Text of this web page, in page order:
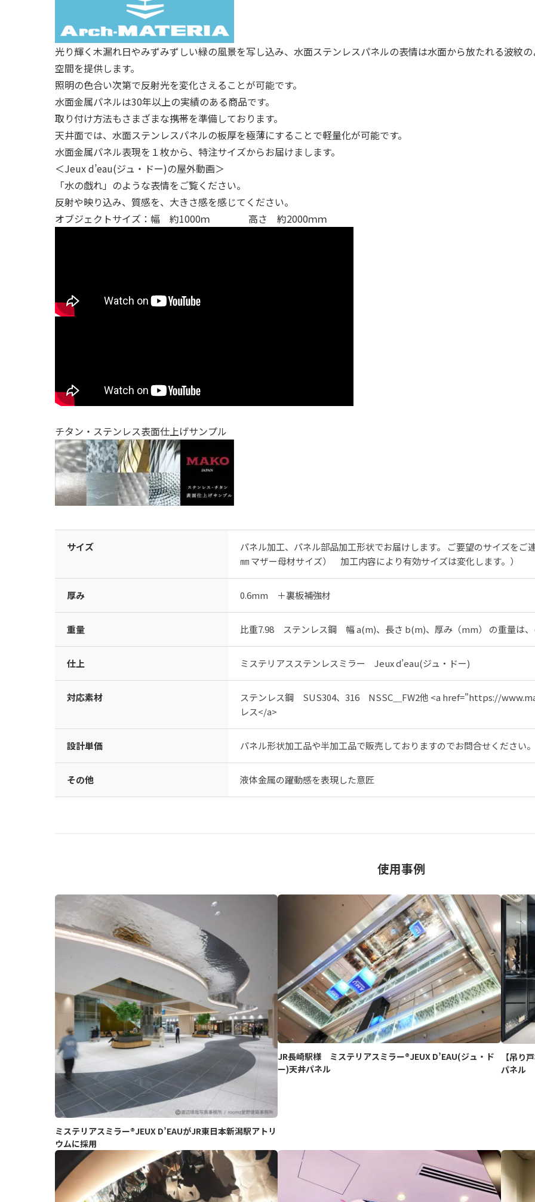
光り輝く木漏れ日やみずみずしい緑の風景を写し込み、水面ステンレスパネルの表情は水面から放たれる波紋
空間を提供します。
照明の色合い次第で反射光を変化さえることが可能です。
水面金属パネルは30年以上の実績のある商品です。
取り付け方法もさまざまな携帯を準備しております。
天井面では、水面ステンレスパネルの板厚を極薄にすることで軽量化が可能です。
水面金属パネル表現を１枚から、特注サイズからお届けまします。
＜Jeux d’eau(ジュ・ドー)の屋外動画＞
「水の戯れ」のような表情をご覧ください。
反射や映り込み、質感を、大きさ感を感じてください。
オブジェクトサイズ：幅 約1000ｍ 高さ 約2000ｍｍ
チタン・ステンレス表面仕上げサンプル
サイズ
パネル加工、パネル部品加工形状でお届けします。 ご要望のサイズを
㎜ マザー母材サイズ） 加工内容により有効サイズは変化します。）
厚み 0.6mm ＋裏板補強材
重量 比重7.98 ステンレス鋼 幅 a(m)、長さ b(m)、厚み（mm） の重量
仕上 ミステリアスステンレスミラー Jeux d’eau(ジュ・ドー)
対応素材
ステンレス鋼 SUS304、316 NSSC＿FW2他 <a href="https://
レス</a>
設計単価 パネル形状加工品や半加工品で販売しておりますのでお問合せください。
その他 液体金属の躍動感を表現した意匠
使用事例
ミステリアスミラー®JEUX D’EAUがJR東日本新潟駅アトリ
ウムに採用
JR長崎駅様 ミステリアスミラー®JEUX D’EAU(ジュ・ド
ー)天井パネル
【吊り
パネル